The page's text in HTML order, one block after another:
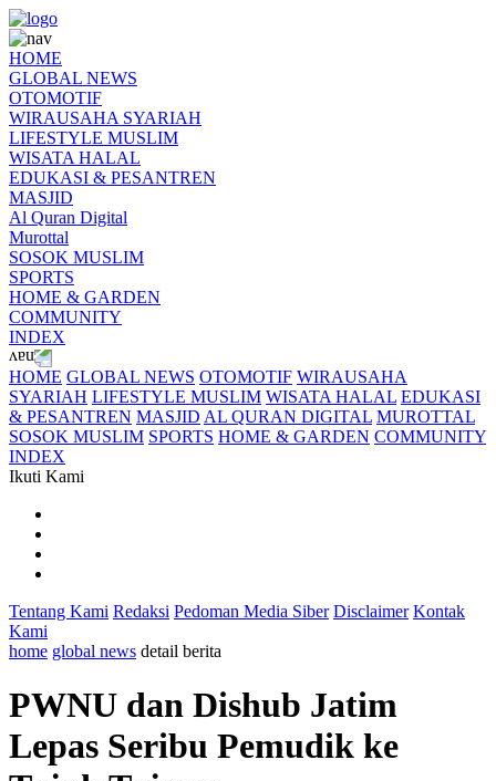
HOME
GLOBAL NEWS
OTOMOTIF
WIRAUSAHA SYARIAH
LIFESTYLE MUSLIM
WISATA HALAL
EDUKASI & PESANTREN
MASJID
Al Quran Digital
Murottal
SOSOK MUSLIM
SPORTS
HOME & GARDEN
COMMUNITY
INDEX
HOME GLOBAL NEWS OTOMOTIF WIRAUSAHA
SYARIAH LIFESTYLE MUSLIM WISATA HALAL EDUKASI
& PESANTREN MASJID AL QURAN DIGITAL MUROTTAL
SOSOK MUSLIM SPORTS HOME & GARDEN COMMUNITY
INDEX
Ikuti Kami
Tentang Kami Redaksi Pedoman Media Siber Disclaimer Kontak
Kami
home global news detail berita
PWNU dan Dishub Jatim
Lepas Seribu Pemudik ke